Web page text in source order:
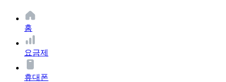
홈
요금제
휴대폰